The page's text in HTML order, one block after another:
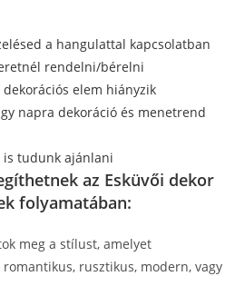
a hangulattal kapcsolatban
rendelni/bérelni
elem hiányzik
napra dekoráció és menetrend
is tudunk ajánlani
az Esküvői dekor
folyamatában:
meg a stílust, amelyet
rusztikus, modern, vagy